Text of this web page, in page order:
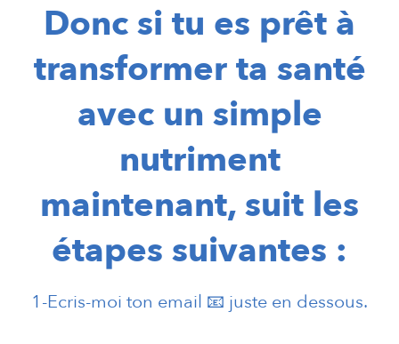
Donc si tu es prêt à
transformer ta santé
avec un simple
nutriment
maintenant, suit les
étapes suivantes :
1-Ecris-moi ton email 📧 juste en dessous.